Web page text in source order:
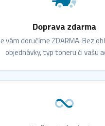
Doprava zdarma
vám doručíme ZDARMA. Bez
objednávky, typ toneru či vašu